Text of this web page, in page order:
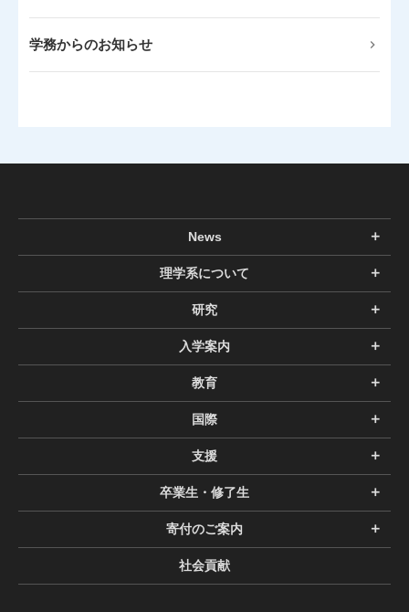
学務からのお知らせ
News
理学系について
研究
入学案内
教育
国際
支援
卒業生・修了生
寄付のご案内
社会貢献